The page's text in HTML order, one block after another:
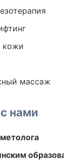
кожи
массаж
нами